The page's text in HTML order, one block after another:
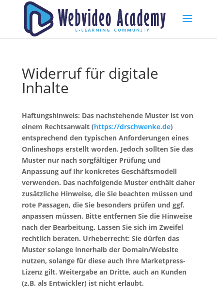
Widerruf für digitale
Inhalte
Haftungshinweis: Das nachstehende Muster ist von
einem Rechtsanwalt (https://drschwenke.de)
entsprechend den typischen Anforderungen eines
Onlineshops erstellt worden. Jedoch sollten Sie das
Muster nur nach sorgfältiger Prüfung und
Anpassung auf Ihr konkretes Geschäftsmodell
verwenden. Das nachfolgende Muster enthält daher
zusätzliche Hinweise, die Sie beachten müssen und
rote Passagen, die Sie besonders prüfen und ggf.
anpassen müssen. Bitte entfernen Sie die Hinweise
nach der Bearbeitung. Lassen Sie sich im Zweifel
rechtlich beraten. Urheberrecht: Sie dürfen das
Muster solange innerhalb der Domain/Website
nutzen, solange für diese auch Ihre Marketpress-
Lizenz gilt. Weitergabe an Dritte, auch an Kunden
(z.B. als Entwickler) ist nicht erlaubt.